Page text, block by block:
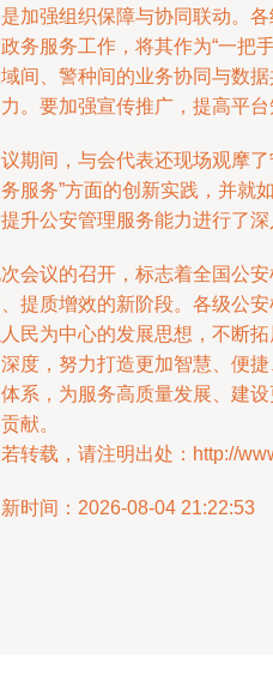
加强组织保障与协同联动。
务服务工作，将其作为“一把
间、警种间的业务协同与数
。要加强宣传推广，提高平台
期间，与会代表还现场观摩
服务”方面的创新实践，并就
升公安管理服务能力进行了深
会议的召开，标志着全国公
提质增效的新阶段。各级公
民为中心的发展思想，不断
度，努力打造更加智慧、便
系，为服务高质量发展、建
献。
转载，请注明出处：http://
时间：2026-08-04 21:22:53